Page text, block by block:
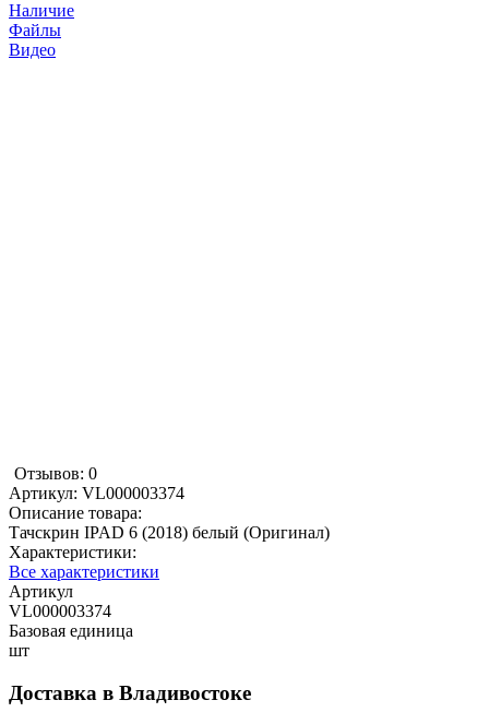
Наличие
Файлы
Видео
Отзывов: 0
Артикул: VL000003374
Описание товара:
Тачскрин IPAD 6 (2018) белый (Оригинал)
Характеристики:
Все характеристики
Артикул
VL000003374
Базовая единица
шт
Доставка в Владивостоке